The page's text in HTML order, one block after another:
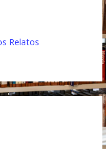
Relatos